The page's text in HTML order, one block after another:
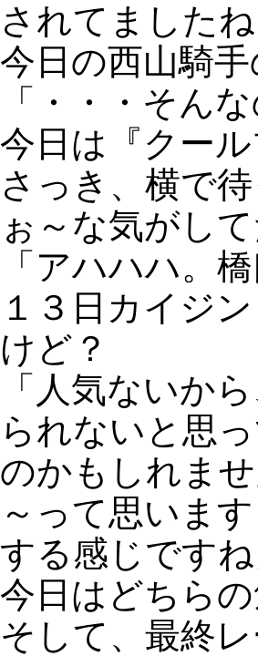
されてましたね
今日の西山騎
「・・・そん
今日は『クー
さっき、横で
ぉ～な気がし
「アハハハ。
１３日カイジ
けど？
「人気ないか
られないと思
のかもしれま
～って思いま
する感じですね
今日はどちら
そして、最終